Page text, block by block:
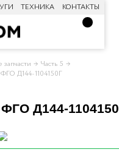
ТЕХНИКА КОНТАКТЫ
запчасти
Часть 5
Д144-1104150Г
Д144-